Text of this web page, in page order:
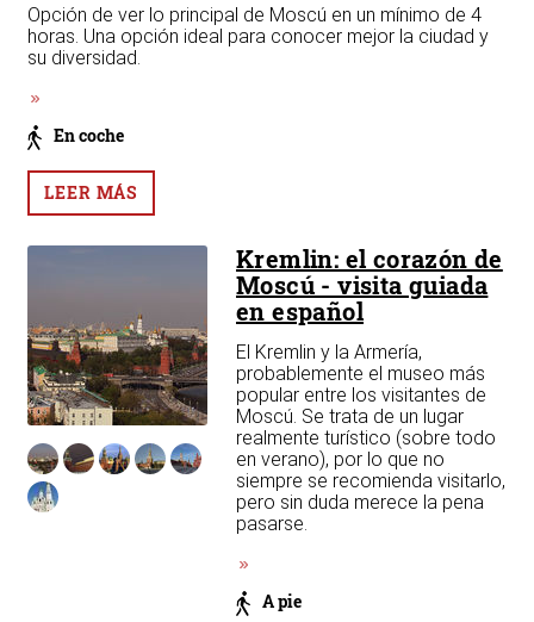
Opción de ver lo principal de Moscú en un mínimo de 4
horas. Una opción ideal para conocer mejor la ciudad y
su diversidad.
En coche
LEER MÁS
Kremlin: el corazón de
Moscú - visita guiada
en español
El Kremlin y la Armería,
probablemente el museo más
popular entre los visitantes de
Moscú. Se trata de un lugar
realmente turístico (sobre todo
en verano), por lo que no
siempre se recomienda visitarlo,
pero sin duda merece la pena
pasarse.
A pie